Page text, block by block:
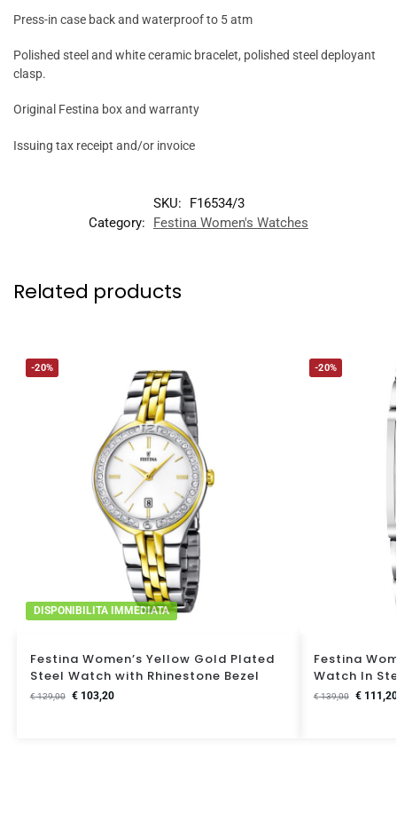
Press-in case back and waterproof to 5 atm
Polished steel and white ceramic bracelet, polished steel deployant
clasp.
Original Festina box and warranty
Issuing tax receipt and/or invoice
SKU:
F16534/3
Category:
Festina Women's Watches
Related products
-20%
DISPONIBILITA IMMEDIATA
Festina Women’s Yellow Gold Plated
Steel Watch with Rhinestone Bezel
€129,00 €103,20
-20%
Festina
Watch In
€139,00 €111,20